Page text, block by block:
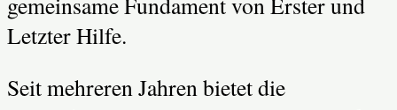
Letzter Hilfe.
Seit mehreren Jahren bietet die